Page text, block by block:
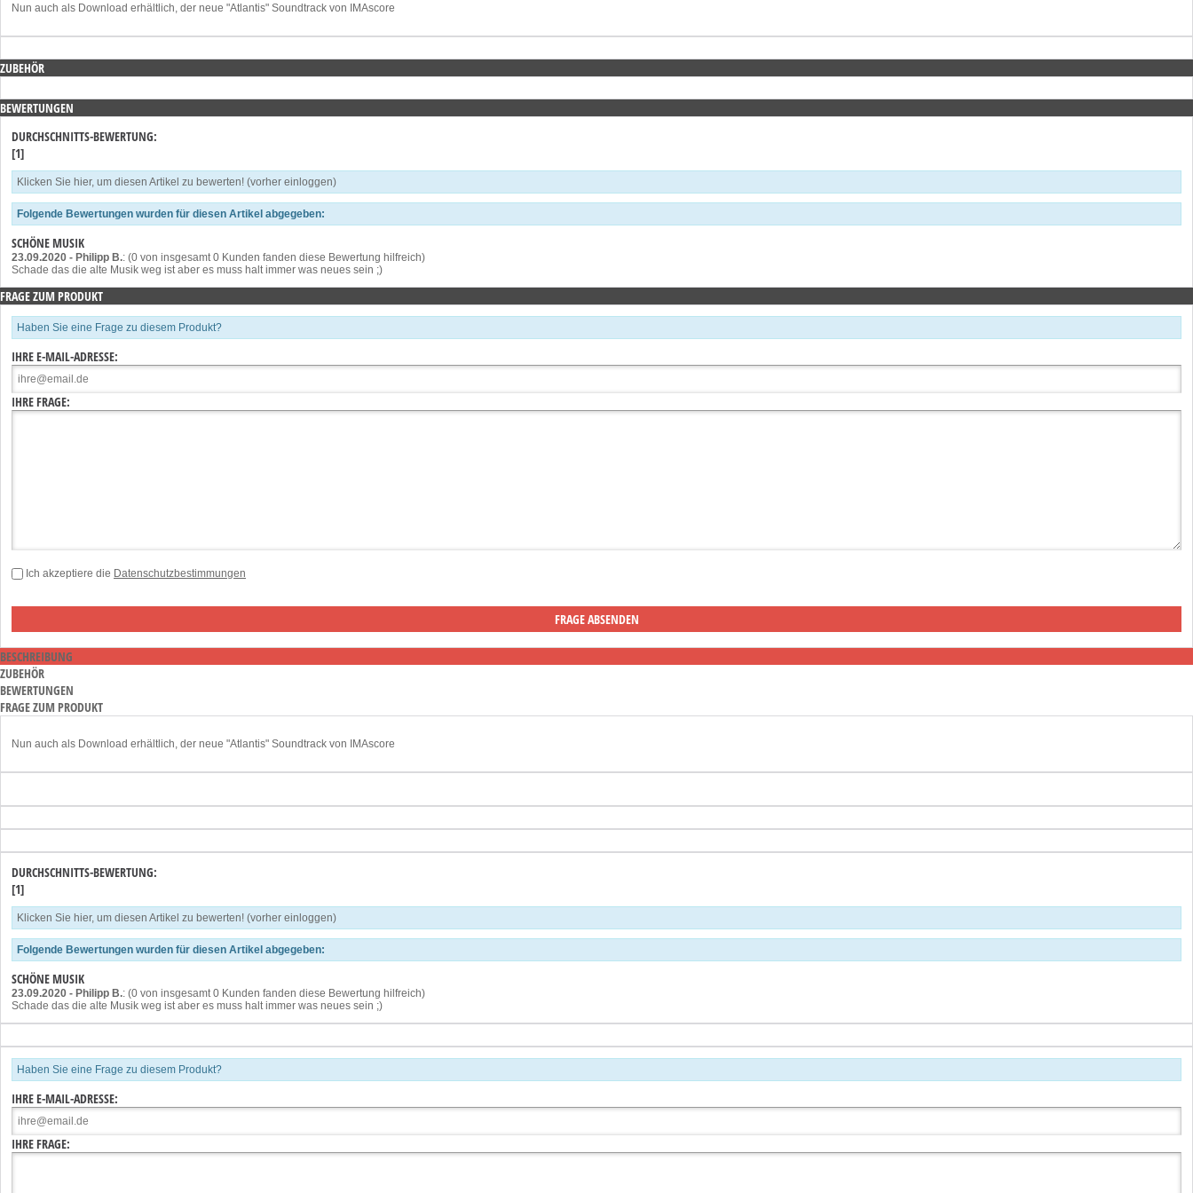
Nun auch als Download erhältlich, der neue "Atlantis" Soundtrack von IMAscore
ZUBEHÖR
BEWERTUNGEN
DURCHSCHNITTS-BEWERTUNG:
[1]
Klicken Sie hier, um diesen Artikel zu bewerten! (vorher einloggen)
Folgende Bewertungen wurden für diesen Artikel abgegeben:
SCHÖNE MUSIK
23.09.2020 - Philipp B.: (0 von insgesamt 0 Kunden fanden diese Bewertung hilfreich)
Schade das die alte Musik weg ist aber es muss halt immer was neues sein ;)
FRAGE ZUM PRODUKT
Haben Sie eine Frage zu diesem Produkt?
IHRE E-MAIL-ADRESSE:
IHRE FRAGE:
Ich akzeptiere die Datenschutzbestimmungen
BESCHREIBUNG
ZUBEHÖR
BEWERTUNGEN
FRAGE ZUM PRODUKT
Nun auch als Download erhältlich, der neue "Atlantis" Soundtrack von IMAscore
DURCHSCHNITTS-BEWERTUNG:
[1]
Klicken Sie hier, um diesen Artikel zu bewerten! (vorher einloggen)
Folgende Bewertungen wurden für diesen Artikel abgegeben:
SCHÖNE MUSIK
23.09.2020 - Philipp B.: (0 von insgesamt 0 Kunden fanden diese Bewertung hilfreich)
Schade das die alte Musik weg ist aber es muss halt immer was neues sein ;)
Haben Sie eine Frage zu diesem Produkt?
IHRE E-MAIL-ADRESSE:
IHRE FRAGE: